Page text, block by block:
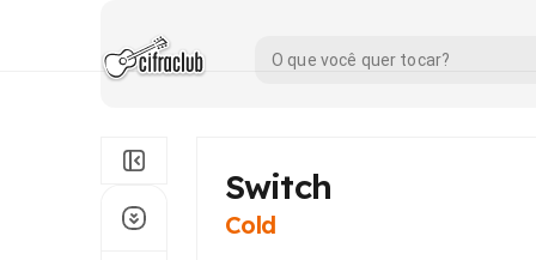
Switch
Cold